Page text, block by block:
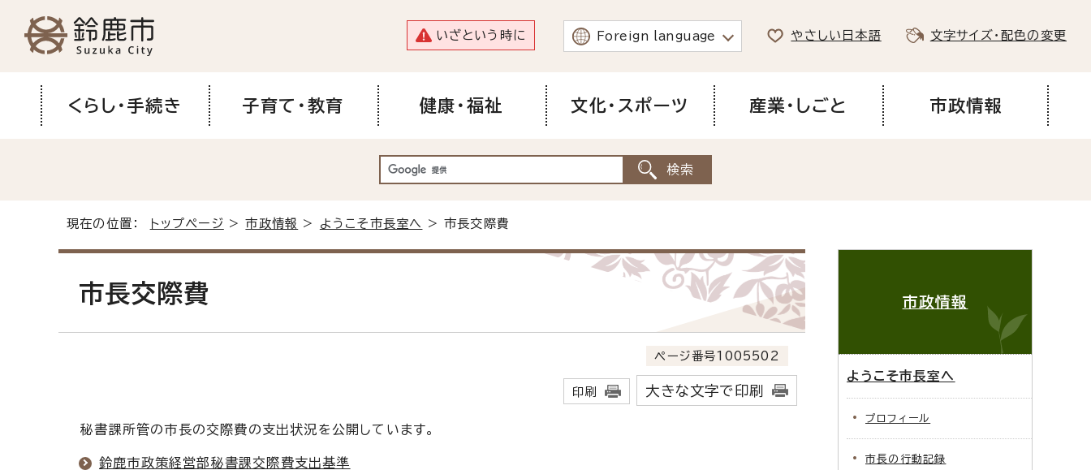
いざという時に Foreign language やさしい日本語 文字サイズ・配色の変更
くらし・手続き 子育て・教育 健康・福祉 文化・スポーツ 産業・しごと 市政情報
現在の位置： トップページ >市政情報 > ようこそ市長室へ > 市長交際費
市長交際費
ページ番号1005502
印刷 大きな文字で印刷
秘書課所管の市長の交際費の支出状況を公開しています。
鈴鹿市政策経営部秘書課交際費支出基準
市政情報
ようこそ市長室へ
プロフィール
市長の行動記録